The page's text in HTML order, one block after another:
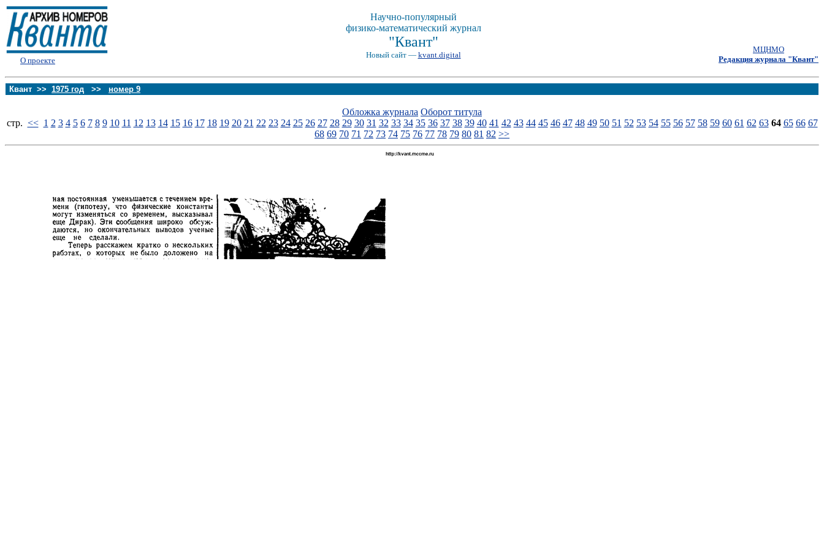
О проекте
Научно-популярный
физико-математический журнал
"Квант"
Новый сайт — kvant.digital
МЦНМО
Редакция журнала "Квант"
Квант >> 1975 год >> номер 9
Обложка журнала Оборот титула
стp. << 1 2 3 4 5 6 7 8 9 10 11 12 13 14 15 16 17 18 19 20 21 22 23 24 25 26 27 28 29 30 31 32 33 34 35 36 37 38 39 40 41 42 43 44 45 46 47 48 49 50 51 52 53 54 55 56 57 58 59 60 61 62 63 64 65 66 67
68 69 70 71 72 73 74 75 76 77 78 79 80 81 82 >>